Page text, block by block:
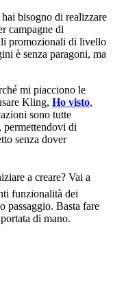
bisogno di realizzare
campagne di
promozionali di livello
è senza paragoni, ma
mi piacciono le
Kling, Ho visto,
sono tutte
di
senza dover
a creare? Vai a
funzionalità dei
Basta fare
di mano.